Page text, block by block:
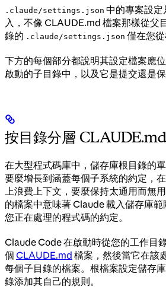
.claude/settings.json 中的專案設
入，不像 CLAUDE.md 檔案那樣從父
錄的 .claude/settings.json 僅在您從
下方的每個部分都說明其設定檔案應
啟動的子目錄中，以及它是提交還是保
按目錄分層
在大型程式碼庫中，儲存庫根目錄的
要麼增長到涵蓋每個子系統的約定，
上浪費上下文，要麼保持太通用而無
的檔案中意味著 Claude 載入儲存庫
您正在處理的程式碼的約定。
Claude Code 在啟動時從您的工作目
個 CLAUDE.md 檔案，然後當它在該
每個子目錄的檔案。根檔案設定儲存
錄添加其自己的規則。